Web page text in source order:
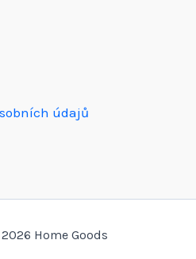
údajů
Home Goods